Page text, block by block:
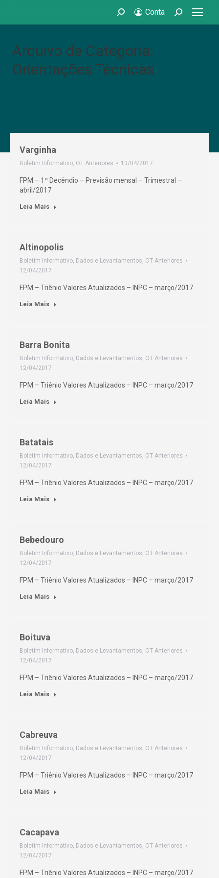
Search: Conta Search:
Arquivo de Categoria:
Orientações Técnicas
Varginha
Boletim Informativo, OT Anteriores 13/04/2017
FPM – 1º Decêndio – Previsão mensal – Trimestral –
abril/2017
Leia Mais
Altinopolis
Boletim Informativo, Dados e Levantamentos, OT Anteriores
12/04/2017
FPM – Triênio Valores Atualizados – INPC – março/2017
Leia Mais
Barra Bonita
Boletim Informativo, Dados e Levantamentos, OT Anteriores
12/04/2017
FPM – Triênio Valores Atualizados – INPC – março/2017
Leia Mais
Batatais
Boletim Informativo, Dados e Levantamentos, OT Anteriores
12/04/2017
FPM – Triênio Valores Atualizados – INPC – março/2017
Leia Mais
Bebedouro
Boletim Informativo, Dados e Levantamentos, OT Anteriores
12/04/2017
FPM – Triênio Valores Atualizados – INPC – março/2017
Leia Mais
Boituva
Boletim Informativo, Dados e Levantamentos, OT Anteriores
12/04/2017
FPM – Triênio Valores Atualizados – INPC – março/2017
Leia Mais
Cabreuva
Boletim Informativo, Dados e Levantamentos, OT Anteriores
12/04/2017
FPM – Triênio Valores Atualizados – INPC – março/2017
Leia Mais
Cacapava
Boletim Informativo, Dados e Levantamentos, OT Anteriores
12/04/2017
FPM – Triênio Valores Atualizados – INPC – março/2017